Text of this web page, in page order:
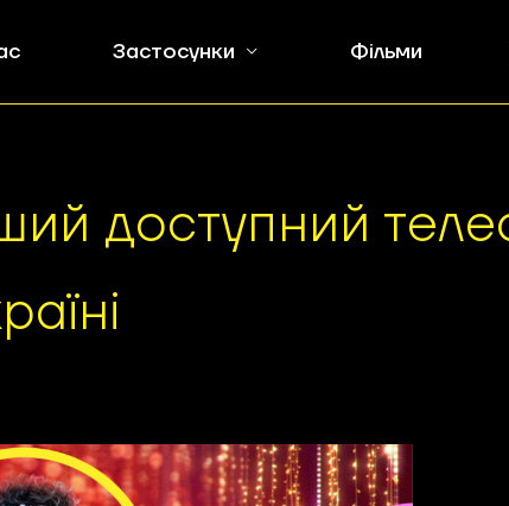
Застосунки Фільми
доступний